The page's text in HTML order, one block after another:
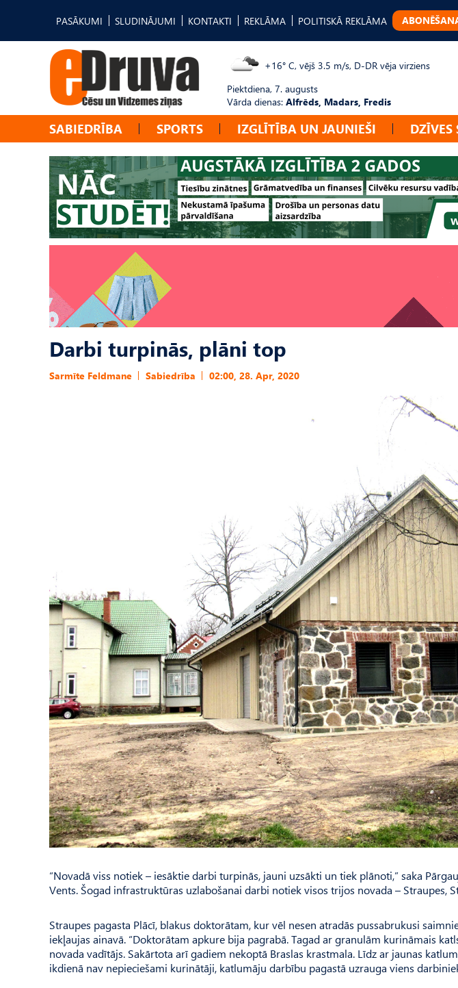
PASĀKUMI SLUDINĀJUMI KONTAKTI REKLĀMA POLITISKĀ REKLĀMA
+16° C, vējš 3.5 m/s, D-DR vēja virziens
Piektdiena, 7. augusts
Vārda dienas: Alfrēds, Madars, Fredis
SABIEDRĪBA SPORTS IZGLĪTĪBA UN JAUNIEŠI DZĪVES
Darbi turpinās, plāni top
Sarmīte Feldmane Sabiedrība 02:00, 28. Apr, 2020
“Novadā viss notiek – iesāktie darbi turpinās, jauni uzsākti un tiek plānoti,” saka
Vents. Šogad infrastruktūras uzlabošanai darbi notiek visos trijos novada – Straupes,
Straupes pagasta Plācī, blakus doktorātam, kur vēl nesen atradās pussabrukusi
iekļaujas ainavā. “Doktorātam apkure bija pagrabā. Tagad ar granulām kurināmais
novada vadītājs. Sakārtota arī gadiem nekoptā Braslas krastmala. Līdz ar jaunas
ikdienā nav nepieciešami kurinātāji, katlumāju darbību pagastā uzrauga viens